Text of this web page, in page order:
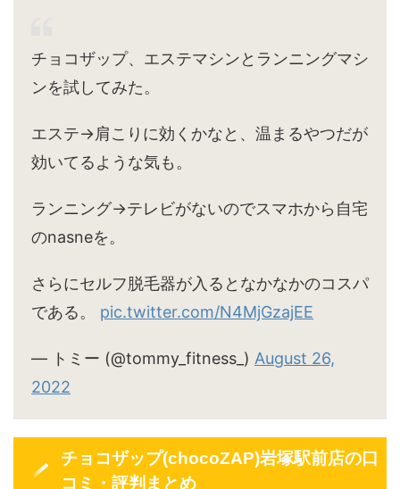
チョコザップ、エステマシンとランニングマシ
ンを試してみた。
エステ→肩こりに効くかなと、温まるやつだが
効いてるような気も。
ランニング→テレビがないのでスマホから自宅
のnasneを。
さらにセルフ脱毛器が入るとなかなかのコスパ
である。 pic.twitter.com/N4MjGzajEE
— トミー (@tommy_fitness_) August 26,
2022
チョコザップ(chocoZAP)岩塚駅前店の口
コミ・評判まとめ